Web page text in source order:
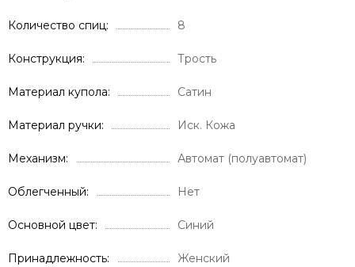
Количество спиц 8
Конструкция Трость
Материал купола Сатин
Материал ручки Иск. Кожа
Механизм Автомат (полуавтомат)
Облегченный Нет
Основной цвет Синий
Принадлежность Женский